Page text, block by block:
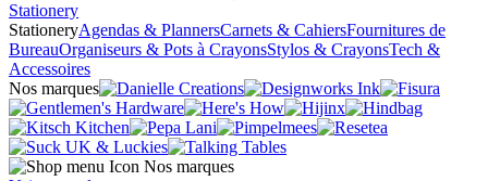
Stationery
StationeryAgendas & PlannersCarnets & CahiersFournitures de
BureauOrganiseurs & Pots à CrayonsStylos & CrayonsTech &
Accessoires
Nos marques
Nos marques